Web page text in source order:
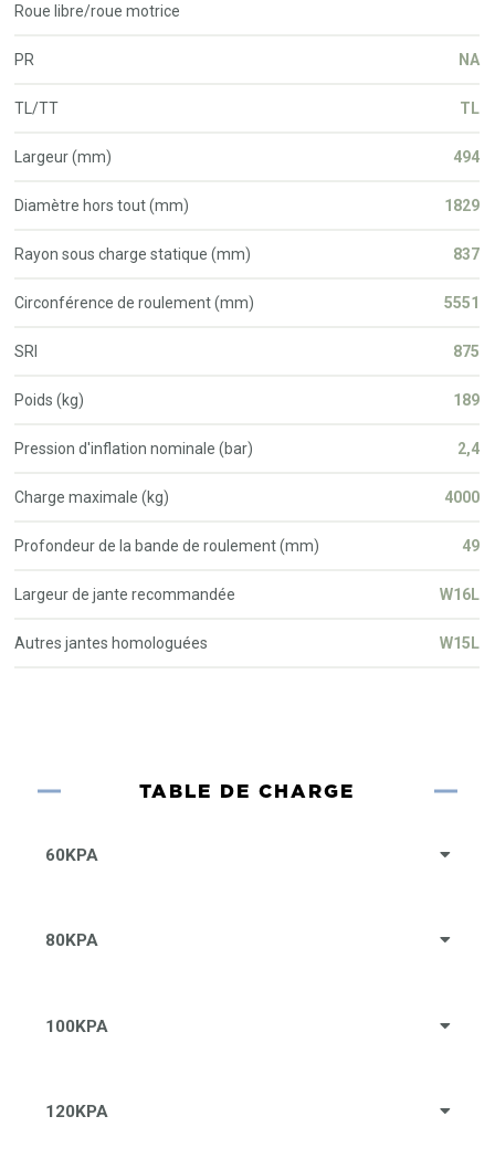
Roue libre/roue motrice
PR NA
TL/TT TL
Largeur (mm) 494
Diamètre hors tout (mm) 1829
Rayon sous charge statique (mm) 837
Circonférence de roulement (mm) 5551
SRI 875
Poids (kg) 189
Pression d'inflation nominale (bar) 2,4
Charge maximale (kg) 4000
Profondeur de la bande de roulement (mm) 49
Largeur de jante recommandée W16L
Autres jantes homologuées W15L
TABLE DE CHARGE
60KPA
80KPA
100KPA
120KPA